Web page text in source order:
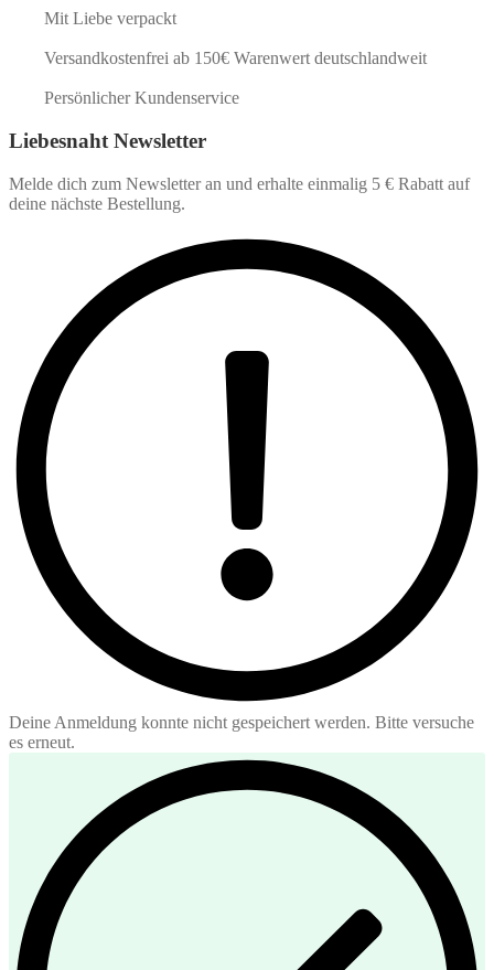
Mit Liebe verpackt
Versandkostenfrei ab 150€ Warenwert deutschlandweit
Persönlicher Kundenservice
Liebesnaht Newsletter
Melde dich zum Newsletter an und erhalte einmalig 5 € Rabatt auf
deine nächste Bestellung.
Deine Anmeldung konnte nicht gespeichert werden. Bitte versuche
es erneut.